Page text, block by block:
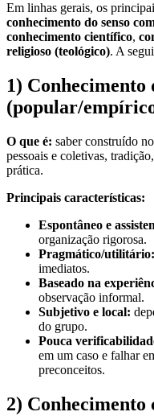
Em linhas gerais, os
conhecimento do senso
conhecimento científico,
religioso (teológico). A
1) Conhecimento
(popular/
O que é: saber construído
pessoais e coletivas,
prática.
Principais características:
Espontâneo e
organização rigorosa.
Pragmático/utilitário:
imediatos.
Baseado na
observação informal.
Subjetivo e local:
do grupo.
Pouca
em um caso e falhar
preconceitos.
2)